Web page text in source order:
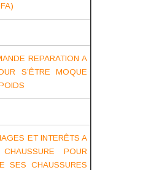
REPARATION A
S’ÊTRE MOQUE
ET INTERÊTS A
POUR
SES CHAUSSURES